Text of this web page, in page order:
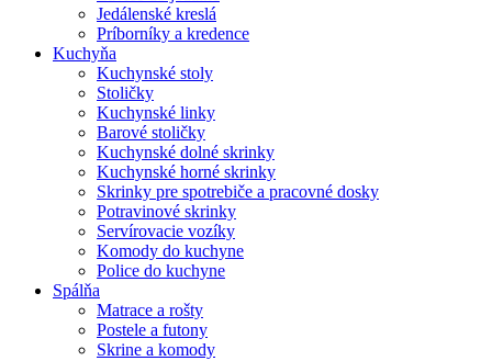
Jedálenské kreslá
Príborníky a kredence
Kuchyňa
Kuchynské stoly
Stoličky
Kuchynské linky
Barové stoličky
Kuchynské dolné skrinky
Kuchynské horné skrinky
Skrinky pre spotrebiče a pracovné dosky
Potravinové skrinky
Servírovacie vozíky
Komody do kuchyne
Police do kuchyne
Spálňa
Matrace a rošty
Postele a futony
Skrine a komody